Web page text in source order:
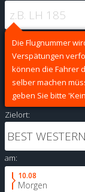
Die Flugnummer
Verspätungen
können die Fahrer
selber machen
geben Sie bitte
Zielort:
am:
10.08
Morgen